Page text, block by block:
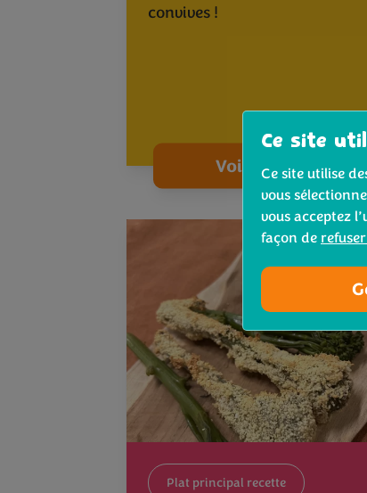
convives !
Voir la recette
Plat principal recette
Ce site
Ce site utilise
vous
vous acceptez
façon de